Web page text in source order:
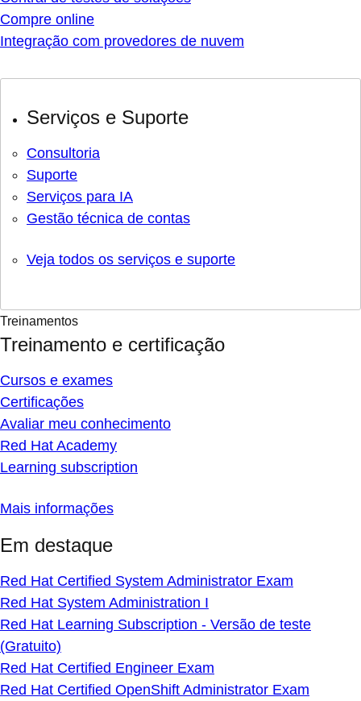
Compre online
Integração com provedores de nuvem
Serviços e Suporte
Consultoria
Suporte
Serviços para IA
Gestão técnica de contas
Veja todos os serviços e suporte
Treinamentos
Treinamento e certificação
Cursos e exames
Certificações
Avaliar meu conhecimento
Red Hat Academy
Learning subscription
Mais informações
Em destaque
Red Hat Certified System Administrator Exam
Red Hat System Administration I
Red Hat Learning Subscription - Versão de teste
(Gratuito)
Red Hat Certified Engineer Exam
Red Hat Certified OpenShift Administrator Exam